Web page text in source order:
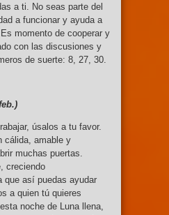
a ti. No seas parte del
a funcionar y ayuda a
momento de cooperar y
con las discusiones y
de suerte: 8, 27, 30.
úsalos a tu favor.
cálida, amable y
muchas puertas.
creciendo
que así puedas ayudar
a quien tú quieres
noche de Luna llena,